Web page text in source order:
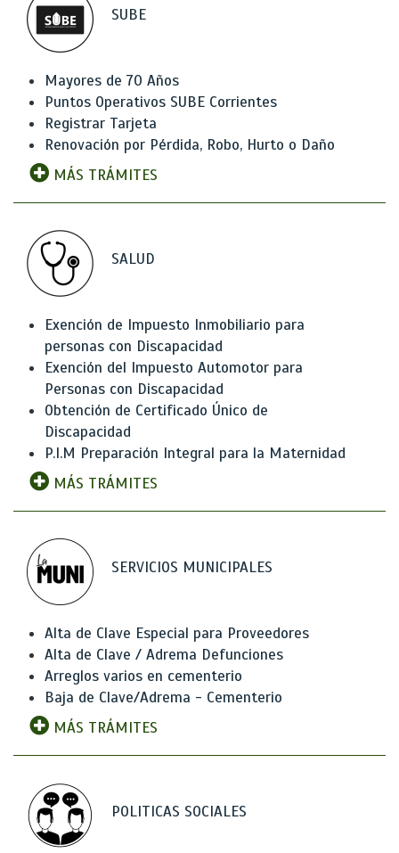
SUBE
Mayores de 70 Años
Puntos Operativos SUBE Corrientes
Registrar Tarjeta
Renovación por Pérdida, Robo, Hurto o Daño
MÁS TRÁMITES
SALUD
Exención de Impuesto Inmobiliario para
personas con Discapacidad
Exención del Impuesto Automotor para
Personas con Discapacidad
Obtención de Certificado Único de
Discapacidad
P.I.M Preparación Integral para la Maternidad
MÁS TRÁMITES
SERVICIOS MUNICIPALES
Alta de Clave Especial para Proveedores
Alta de Clave / Adrema Defunciones
Arreglos varios en cementerio
Baja de Clave/Adrema - Cementerio
MÁS TRÁMITES
POLITICAS SOCIALES